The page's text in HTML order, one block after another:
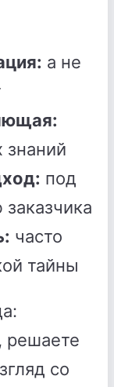
а не
знаний
под
часто
тайны
решаете
со